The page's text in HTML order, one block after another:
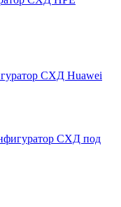
СХД Huawei
СХД под